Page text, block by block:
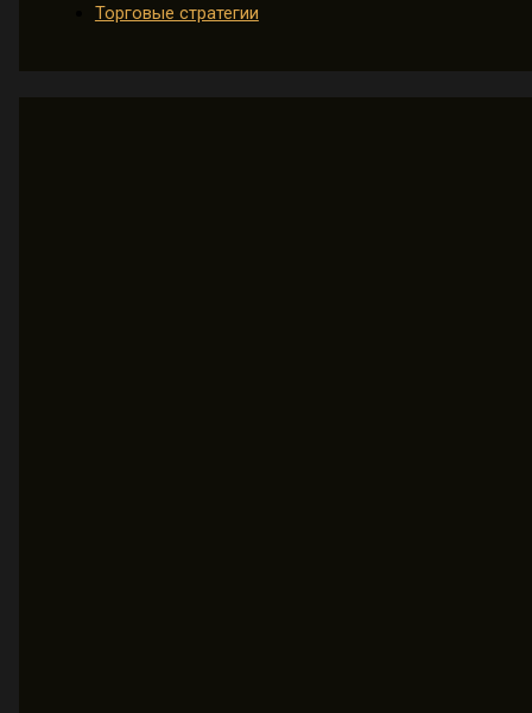
Торговые стратегии